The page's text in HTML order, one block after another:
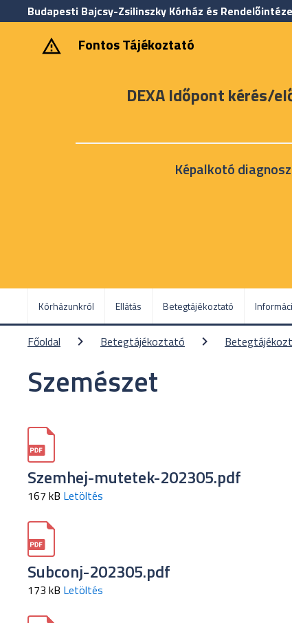
Budapesti Bajcsy-Zsilinszky Kórház és
‎ ‎Fontos Tájékoztató
DEXA Időpont kérés/
Képalkotó
Kórházunkról Ellátás Betegtájékoztató
Főoldal Betegtájékoztató
Szemészet
Szemhej-mutetek-202305.pdf
167 kB Letöltés
Subconj-202305.pdf
173 kB Letöltés